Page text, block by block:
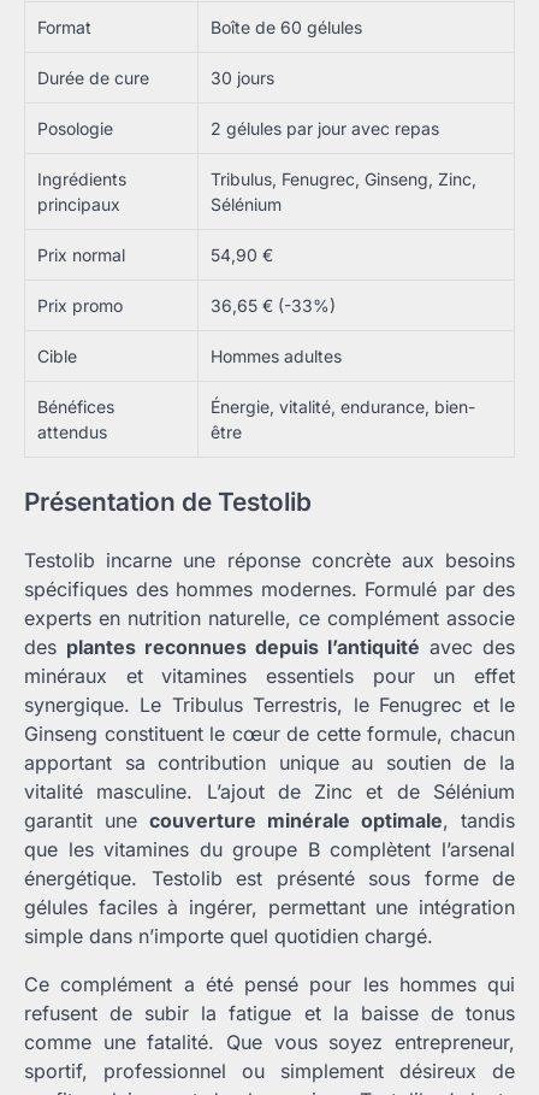
Format Boîte de 60 gélules
Durée de cure 30 jours
Posologie 2 gélules par jour avec repas
Ingrédients
principaux
Tribulus, Fenugrec, Ginseng, Zinc,
Sélénium
Prix normal 54,90 €
Prix promo 36,65 € (-33%)
Cible Hommes adultes
Bénéfices
attendus
Énergie, vitalité, endurance, bien-
être
Présentation de Testolib
Testolib incarne une réponse concrète aux besoins
spécifiques des hommes modernes. Formulé par des
experts en nutrition naturelle, ce complément associe
des plantes reconnues depuis l’antiquité avec des
minéraux et vitamines essentiels pour un effet
synergique. Le Tribulus Terrestris, le Fenugrec et le
Ginseng constituent le cœur de cette formule, chacun
apportant sa contribution unique au soutien de la
vitalité masculine. L’ajout de Zinc et de Sélénium
garantit une couverture minérale optimale, tandis
que les vitamines du groupe B complètent l’arsenal
énergétique. Testolib est présenté sous forme de
gélules faciles à ingérer, permettant une intégration
simple dans n’importe quel quotidien chargé.
Ce complément a été pensé pour les hommes qui
refusent de subir la fatigue et la baisse de tonus
comme une fatalité. Que vous soyez entrepreneur,
sportif, professionnel ou simplement désireux de